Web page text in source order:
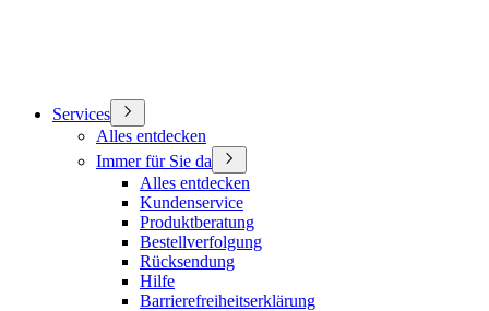
Services
Alles entdecken
Immer für Sie da
Alles entdecken
Kundenservice
Produktberatung
Bestellverfolgung
Rücksendung
Hilfe
Barrierefreiheitserklärung